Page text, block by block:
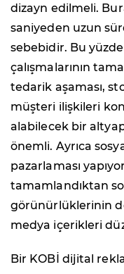
dizayn edilmeli.
saniyeden uzun
sebebidir. Bu
çalışmalarının
tedarik aşaması,
müşteri ilişkileri
alabilecek bir
önemli. Ayrıca
pazarlaması
tamamlandıktan
görünürlüklerinin
medya içerikleri
Bir KOBİ dijital